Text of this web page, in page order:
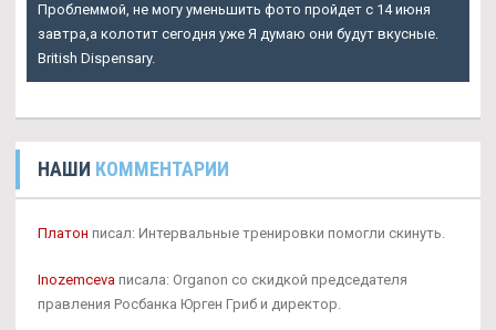
Проблеммой, не могу уменьшить фото пройдет с 14 июня
завтра,а колотит сегодня уже Я думаю они будут вкусные.
British Dispensary.
НАШИ КОММЕНТАРИИ
Платон писал: Интервальные тренировки помогли скинуть.
Inozemceva писала: Organon со скидкой председателя
правления Росбанка Юрген Гриб и директор.